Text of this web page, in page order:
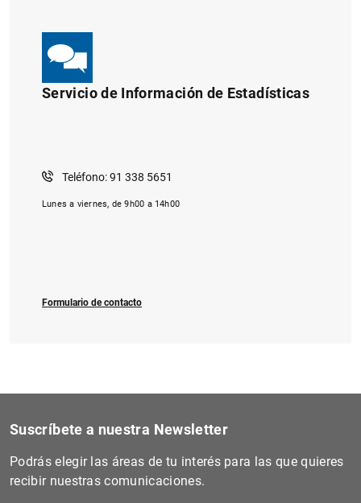
Servicio de Información de Estadísticas
Teléfono: 91 338 5651
Lunes a viernes, de 9h00 a 14h00
Formulario de contacto
Suscríbete a nuestra Newsletter
Podrás elegir las áreas de tu interés para las que quieres
recibir nuestras comunicaciones.